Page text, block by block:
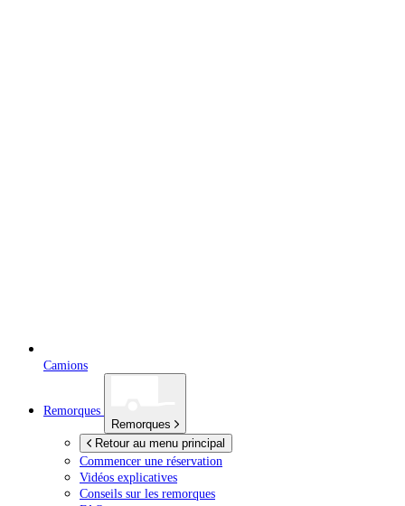
Camions
Remorques
Remorques
Retour au menu principal
Commencer une réservation
Vidéos explicatives
Conseils sur les remorques